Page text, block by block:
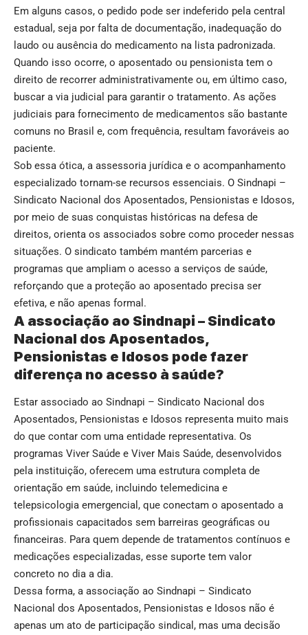
Em alguns casos, o pedido pode ser indeferido pela central
estadual, seja por falta de documentação, inadequação do
laudo ou ausência do medicamento na lista padronizada.
Quando isso ocorre, o aposentado ou pensionista tem o
direito de recorrer administrativamente ou, em último caso,
buscar a via judicial para garantir o tratamento. As ações
judiciais para fornecimento de medicamentos são bastante
comuns no Brasil e, com frequência, resultam favoráveis ao
paciente.
Sob essa ótica, a assessoria jurídica e o acompanhamento
especializado tornam-se recursos essenciais. O Sindnapi –
Sindicato Nacional dos Aposentados, Pensionistas e Idosos,
por meio de suas conquistas históricas na defesa de
direitos, orienta os associados sobre como proceder nessas
situações. O sindicato também mantém parcerias e
programas que ampliam o acesso a serviços de saúde,
reforçando que a proteção ao aposentado precisa ser
efetiva, e não apenas formal.
A associação ao Sindnapi – Sindicato
Nacional dos Aposentados,
Pensionistas e Idosos pode fazer
diferença no acesso à saúde?
Estar associado ao Sindnapi – Sindicato Nacional dos
Aposentados, Pensionistas e Idosos representa muito mais
do que contar com uma entidade representativa. Os
programas Viver Saúde e Viver Mais Saúde, desenvolvidos
pela instituição, oferecem uma estrutura completa de
orientação em saúde, incluindo telemedicina e
telepsicologia emergencial, que conectam o aposentado a
profissionais capacitados sem barreiras geográficas ou
financeiras. Para quem depende de tratamentos contínuos e
medicações especializadas, esse suporte tem valor
concreto no dia a dia.
Dessa forma, a associação ao Sindnapi – Sindicato
Nacional dos Aposentados, Pensionistas e Idosos não é
apenas um ato de participação sindical, mas uma decisão